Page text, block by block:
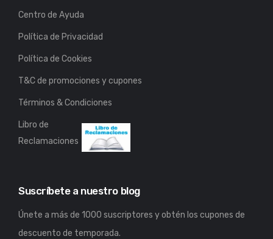
Centro de Ayuda
Política de Privacidad
Política de Cookies
T&C de promociones y cupones
Términos & Condiciones
Libro de
Reclamaciones
Suscríbete a nuestro blog
Únete a más de 1000 suscriptores y obtén los cupones de
descuento de temporada.